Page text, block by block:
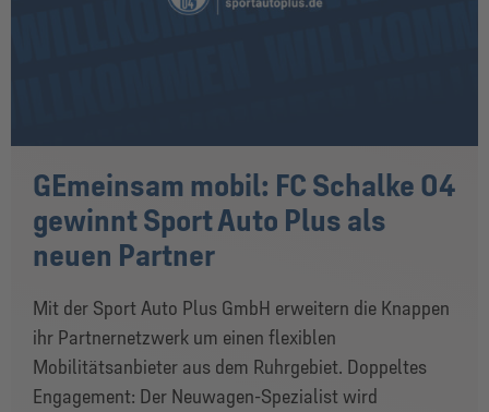
GEmeinsam mobil: FC Schalke 04
gewinnt Sport Auto Plus als
neuen Partner
Mit der Sport Auto Plus GmbH erweitern die Knappen
ihr Partnernetzwerk um einen flexiblen
Mobilitätsanbieter aus dem Ruhrgebiet. Doppeltes
Engagement: Der Neuwagen-Spezialist wird